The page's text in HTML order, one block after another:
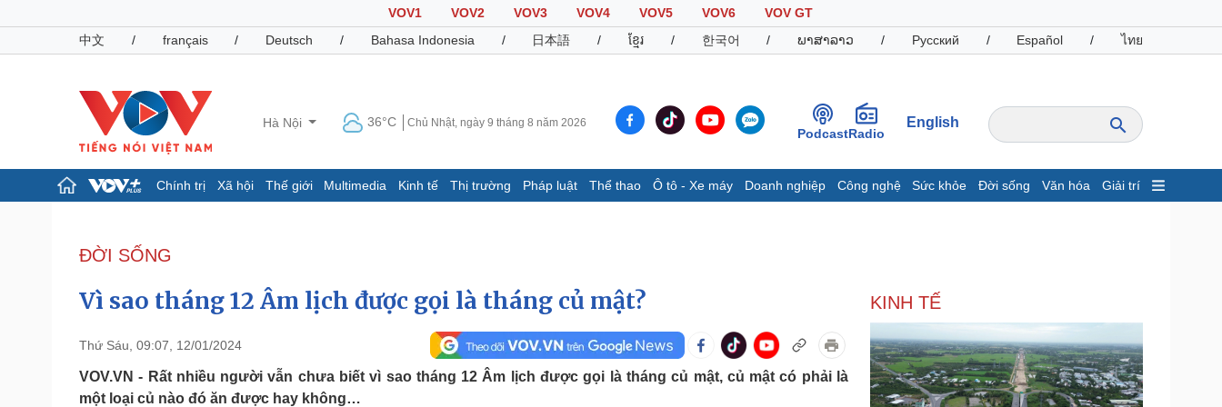
VOV1 VOV2 VOV3 VOV4 VOV5 VOV6
VOV GT
中文
/ français / Deutsch / Bahasa Indonesia / 日本語 / ខ្មែរ / 한국어 / ພາສາລາວ / Русский / Español / ไทย
Hà Nội 36°C Chủ Nhật, ngày 9 tháng 8 năm 2026
PodcastRadio
English
Chính trị Xã hội Thế giới Multimedia Kinh tế Thị trường Pháp luật Thể thao Ô tô - Xe máy Doanh nghiệp Công nghệ Sức khỏe Đời sống Văn hóa Giải trí
Đảng
Tổ chức nhân sự
Nhận diện sự thật
Giáo dục
Dấu ấn VOV
Infographic
Giá cà phê
Pháp luật
Vụ án
Quân sự - Quốc phòng
Vũ khí
Thể thao
Ô tô - Xe máy
Doanh nghiệp
Thông tin doanh nghiệp
Công nghệ
Sành điệu
ĐỜI SỐNG
Vì sao tháng 12 Âm lịch được gọi là tháng củ mật?
Thứ Sáu, 09:07, 12/01/2024
VOV.VN - Rất nhiều người vẫn chưa biết vì sao tháng 12 Âm lịch được gọi là tháng củ mật, củ mật có phải là
một loại củ nào đó ăn được hay không…
KINH TẾ